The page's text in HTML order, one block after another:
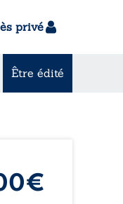
privé
Être édité
€